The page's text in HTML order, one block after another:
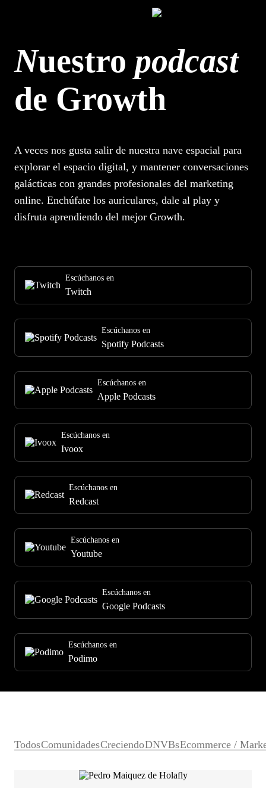
Nuestro podcast
de Growth
A veces nos gusta salir de nuestra nave espacial para
explorar el espacio digital, y mantener conversaciones
galácticas con grandes profesionales del marketing
online. Enchúfate los auriculares, dale al play y
disfruta aprendiendo del mejor Growth.
Escúchanos en
Twitch
Escúchanos en
Spotify Podcasts
Escúchanos en
Apple Podcasts
Escúchanos en
Ivoox
Escúchanos en
Redcast
Escúchanos en
Youtube
Escúchanos en
Google Podcasts
Escúchanos en
Podimo
TodosComunidadesCreciendoDNVBsEcommerce /